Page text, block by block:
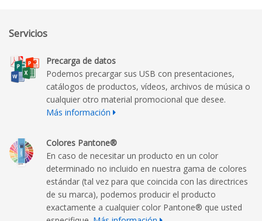
Servicios
Precarga de datos
Podemos precargar sus USB con presentaciones,
catálogos de productos, vídeos, archivos de música o
cualquier otro material promocional que desee.
Más información
Colores Pantone®
En caso de necesitar un producto en un color
determinado no incluido en nuestra gama de colores
estándar (tal vez para que coincida con las directrices
de su marca), podemos producir el producto
exactamente a cualquier color Pantone® que usted